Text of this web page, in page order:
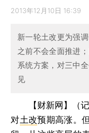
2013年12月10日 16:39
新一轮土改更为强
之前不会全面推进
系统方案，对三中
见
【财新网】（
对土改预期高涨。